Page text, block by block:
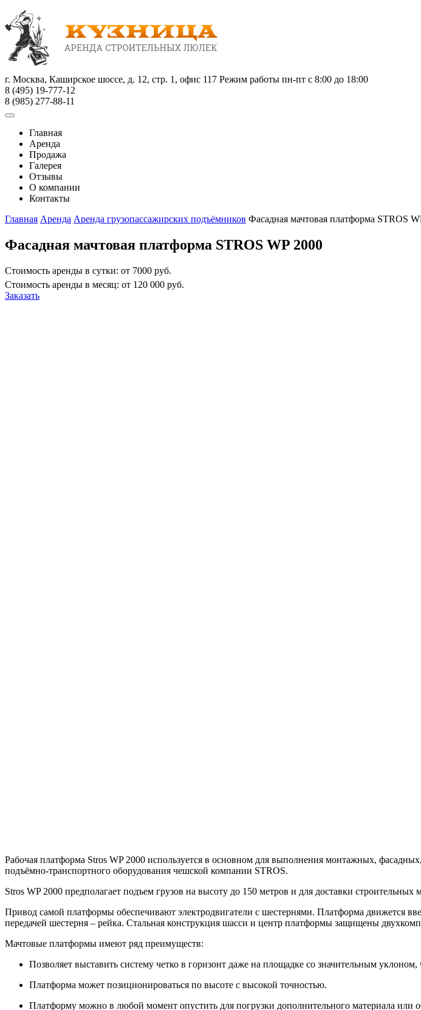
г. Москва, Каширское шоссе, д. 12, стр. 1, офис 117 Режим работы пн-пт с 8:00 до 18:00
8 (495) 19-777-12
8 (985) 277-88-11
Главная
Аренда
Продажа
Галерея
Отзывы
О компании
Контакты
Главная Аренда Аренда грузопассажирских подъёмников Фасадная мачтовая платформа STROS
Фасадная мачтовая платформа STROS WP 2000
Стоимость аренды в сутки: от 7000 руб.
Стоимость аренды в месяц: от 120 000 руб.
Заказать
Рабочая платформа Stros WP 2000 используется в основном для выполнения монтажных,
подъёмно-транспортного оборудования чешской компании STROS.
Stros WP 2000 предполагает подъем грузов на высоту до 150 метров и для доставки
Привод самой платформы обеспечивают электродвигатели с шестернями. Платформа движется
передачей шестерня – рейка. Стальная конструкция шасси и центр платформы защищены
Мачтовые платформы имеют ряд преимуществ:
Позволяет выставить систему четко в горизонт даже на площадке со значительным
Платформа может позиционироваться по высоте с высокой точностью.
Платформу можно в любой момент опустить для погрузки дополнительного материала или